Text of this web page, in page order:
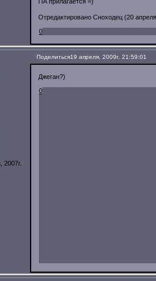
Отредактировано Сноходец (20
0
Поделиться19 апреля, 2009г. 21:59:01
2007г.
Джеган?)
0